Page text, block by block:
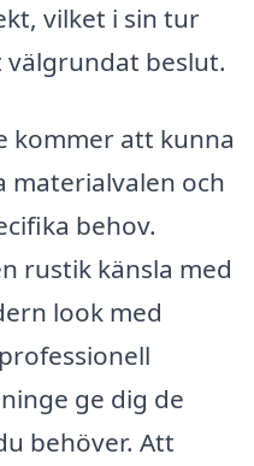
vilket i sin tur
beslut.
kommer att kunna
materialvalen och
behov.
rustik känsla med
look med
ge dig de
behöver. Att